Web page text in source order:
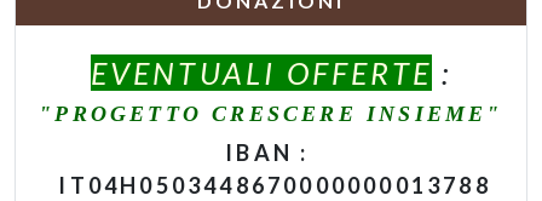
EVENTUALI OFFERTE :
"PROGETTO CRESCERE INSIEME"
IBAN :
IT04H0503448670000000013788